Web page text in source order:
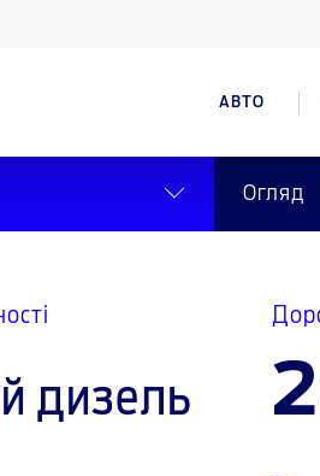
АВТО
Огляд
дизель